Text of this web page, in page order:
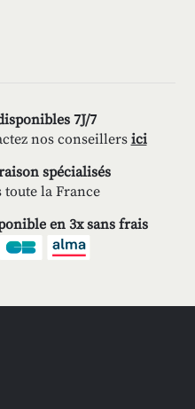
7J/7
nos conseillers ici
spécialisés
toute la France
en 3x sans frais